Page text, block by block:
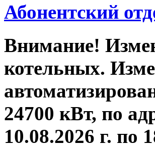
Абонентский
Внимание!
котельных.
24700 кВт, по
10.08.2026 г. по